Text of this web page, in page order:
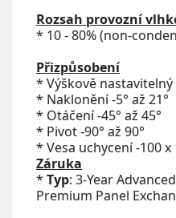
Rozsah provozní
* 10 - 80% (non-
Přizpůsobení
* Výškově
* Naklonění -5° až 21°
* Otáčení -45° až 45°
* Pivot -90° až 90°
* Vesa uchycení -100 x
Záruka
* Typ: 3-Year
Premium Panel